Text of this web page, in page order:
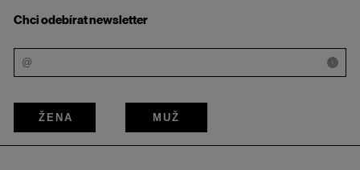
Chci odebírat newsletter
i
ŽENA MUŽ